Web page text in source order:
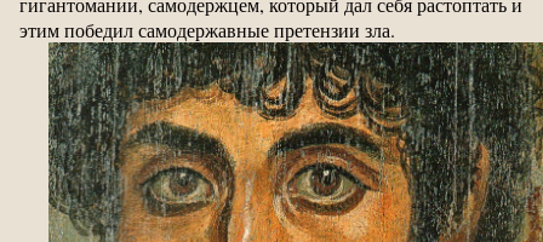
этим победил самодержавные претензии зла.